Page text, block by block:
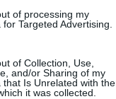
of processing my
Targeted Advertising.
of Collection, Use,
and/or Sharing of my
that Is Unrelated with the
it was collected.